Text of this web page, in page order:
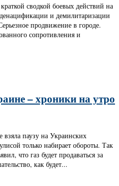
сводкой боевых действий на
и демилитаризации
продвижение в городе.
сопротивления и
– хроники на утро
паузу на Украинских
только набирает обороты. Так
что газ будет продаваться за
как будет...